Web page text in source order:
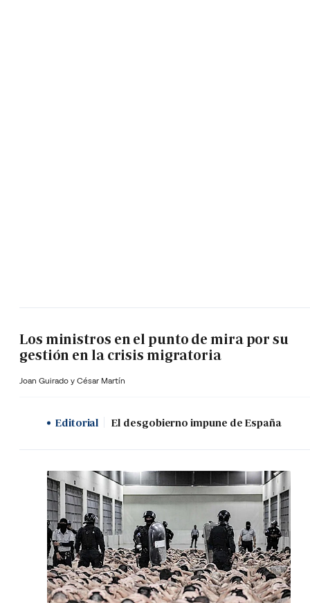
Los ministros en el punto de mira por su
gestión en la crisis migratoria
Joan Guirado y César Martín
Editorial El desgobierno impune de España